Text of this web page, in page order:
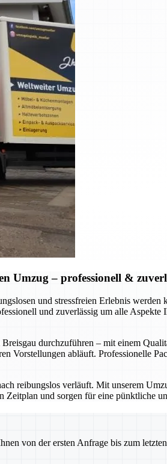
Umzug – professionell &
und stressfreien Erlebnis
und zuverlässig um alle
durchzuführen – mit einem
Vorstellungen abläuft. Professionelle
reibungslos verläuft. Mit unserem
Zeitplan und sorgen für eine
von der ersten Anfrage bis zum